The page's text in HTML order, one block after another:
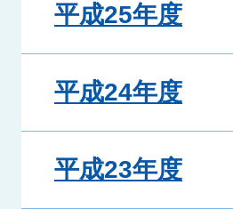
平成25年度
平成24年度
平成23年度